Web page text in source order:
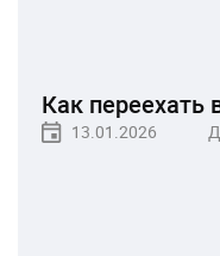
Как
13.01.2026